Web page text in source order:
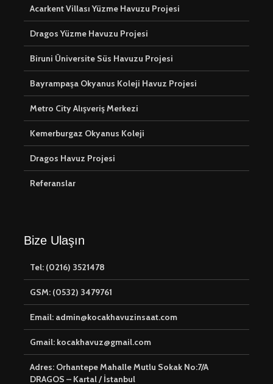
Acarkent Villası Yüzme Havuzu Projesi
Dragos Yüzme Havuzu Projesi
Biruni Üniversite Süs Havuzu Projesi
Bayrampaşa Okyanus Koleji Havuz Projesi
Metro City Alışveriş Merkezi
Kemerburgaz Okyanus Koleji
Dragos Havuz Projesi
Referanslar
Bize Ulaşın
Tel: (0216) 3521478
GSM: (0532) 3479761
Email: admin@kocakhavuzinsaat.com
Gmail: kocakhavuz@gmail.com
Adres: Orhantepe Mahalle Mutlu Sokak No:7/A
DRAGOS – Kartal / İstanbul